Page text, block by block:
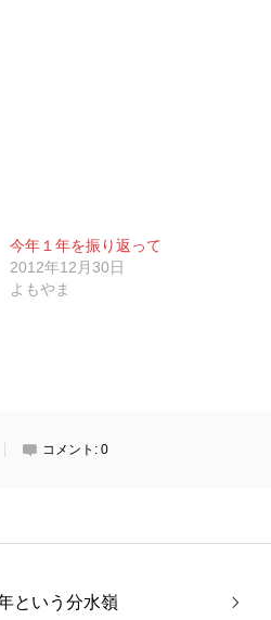
今年１年を振り返って
2012年12月30日
よもやま
コメント: 0
という分水嶺